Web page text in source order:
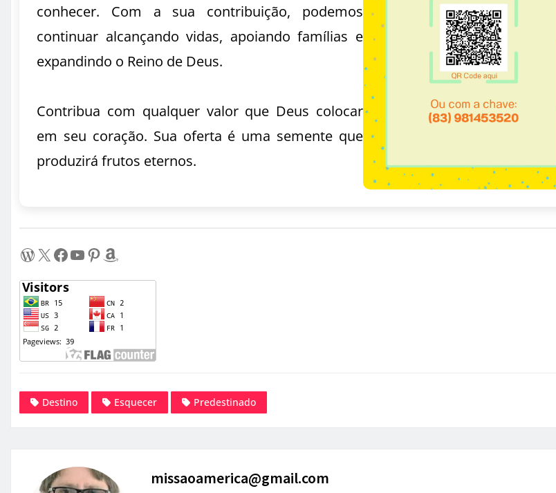
conhecer. Com a sua contribuição, podemos
continuar alcançando vidas, apoiando famílias e
expandindo o Reino de Deus.
Contribua com qualquer valor que Deus colocar
em seu coração. Sua oferta é uma semente que
produzirá frutos eternos.
WordPress X Facebook Youtube Pinterest Amazon
Destino Esquecer Predestinado
missaoamerica@gmail.com